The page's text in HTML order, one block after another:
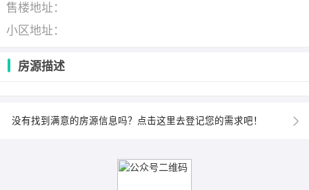
售楼地址：
小区地址：
房源描述
没有找到满意的房源信息吗？点击这里去登记您的需求吧！